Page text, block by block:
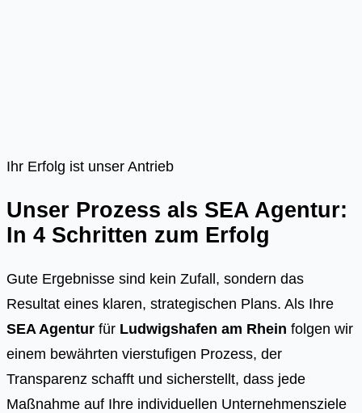
Ihr Erfolg ist unser Antrieb
Unser Prozess als SEA Agentur:
In 4 Schritten zum Erfolg
Gute Ergebnisse sind kein Zufall, sondern das
Resultat eines klaren, strategischen Plans. Als Ihre
SEA Agentur für Ludwigshafen am Rhein folgen wir
einem bewährten vierstufigen Prozess, der
Transparenz schafft und sicherstellt, dass jede
Maßnahme auf Ihre individuellen Unternehmensziele